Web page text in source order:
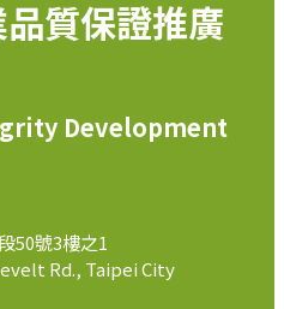
質保證推廣
Development
50號3樓之1
Rd., Taipei City